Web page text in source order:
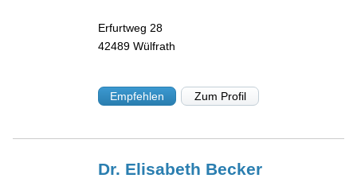
Erfurtweg 28
42489 Wülfrath
Empfehlen Zum Profil
Dr. Elisabeth Becker